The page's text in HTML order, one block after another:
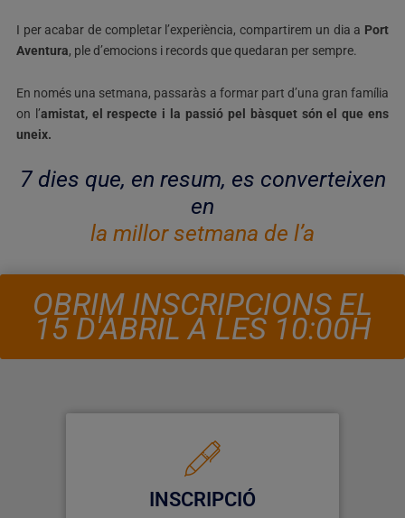
I per acabar de completar l’experiència, compartirem un dia a Port
Aventura, ple d’emocions i records que quedaran per sempre.
En només una setmana, passaràs a formar part d’una gran família
on l’amistat, el respecte i la passió pel bàsquet són el que ens
uneix.
7 dies que, en resum, es converteixen
en
a millor setmana d e l’ any
OBRIM INSCRIPCIONS EL
15 D'ABRIL A LES 10:00H
INSCRIPCIÓ